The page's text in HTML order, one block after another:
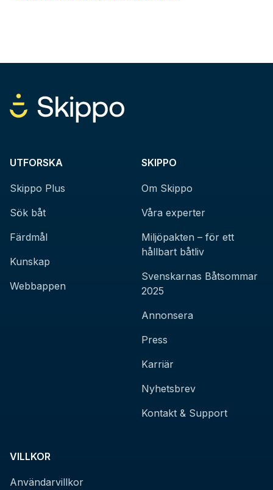
UTFORSKA
Skippo Plus
Sök båt
Färdmål
Kunskap
Webbappen
SKIPPO
Om Skippo
Våra experter
Miljöpakten – för ett
hållbart båtliv
Svenskarnas Båtsommar
2025
Annonsera
Press
Karriär
Nyhetsbrev
Kontakt & Support
VILLKOR
Användarvillkor